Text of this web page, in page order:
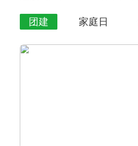
团建 家庭日